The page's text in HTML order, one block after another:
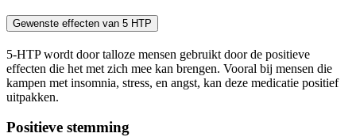
Gewenste effecten van 5 HTP
5-HTP wordt door talloze mensen gebruikt door de positieve
effecten die het met zich mee kan brengen. Vooral bij mensen die
kampen met insomnia, stress, en angst, kan deze medicatie positief
uitpakken.
Positieve stemming